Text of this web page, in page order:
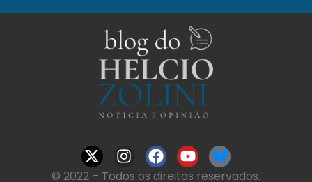
© 2022 – Todos os direitos reservados.